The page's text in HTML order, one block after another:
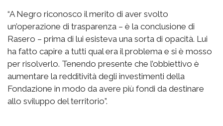
“A Negro riconosco il merito di aver svolto
un’operazione di trasparenza – è la conclusione di
Rasero – prima di lui esisteva una sorta di opacità. Lui
ha fatto capire a tutti qual era il problema e si è mosso
per risolverlo. Tenendo presente che l’obbiettivo è
aumentare la redditività degli investimenti della
Fondazione in modo da avere più fondi da destinare
allo sviluppo del territorio”.